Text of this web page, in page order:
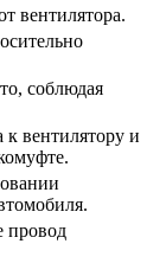
вентилятора.
соблюдая
к вентилятору и
провод